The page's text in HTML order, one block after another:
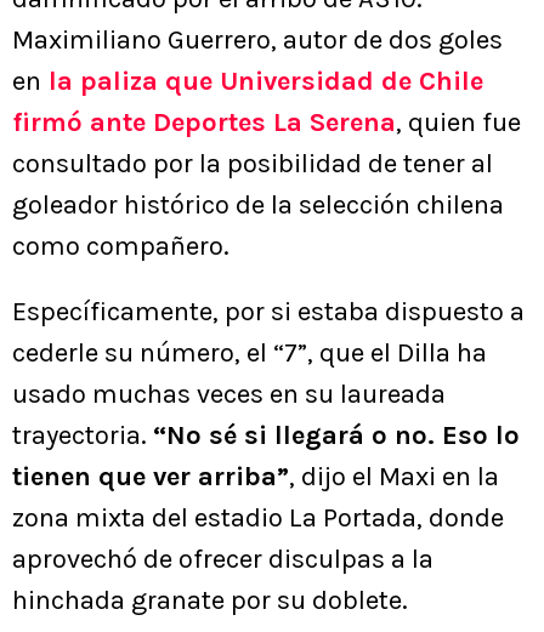
Maximiliano Guerrero, autor de dos goles
en la paliza que Universidad de Chile
firmó ante Deportes La Serena, quien fue
consultado por la posibilidad de tener al
goleador histórico de la selección chilena
como compañero.
Específicamente, por si estaba dispuesto a
cederle su número, el “7”, que el Dilla ha
usado muchas veces en su laureada
trayectoria. “No sé si llegará o no. Eso lo
tienen que ver arriba”, dijo el Maxi en la
zona mixta del estadio La Portada, donde
aprovechó de ofrecer disculpas a la
hinchada granate por su doblete.